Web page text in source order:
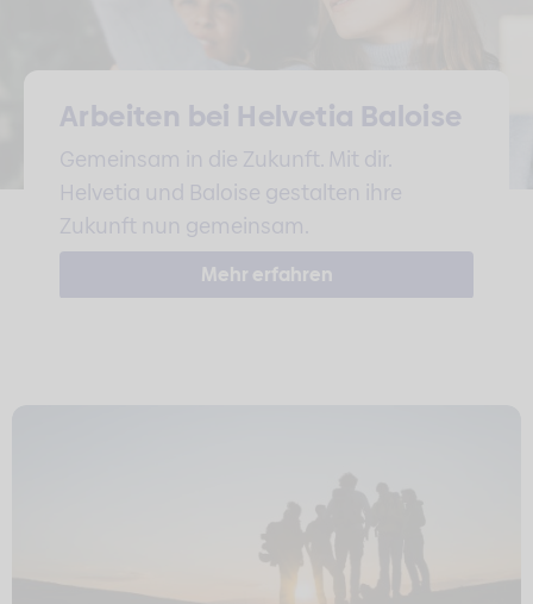
Arbeiten bei Helvetia Baloise
Gemeinsam in die Zukunft. Mit dir.
Helvetia und Baloise gestalten ihre
Zukunft nun gemeinsam.
Mehr erfahren